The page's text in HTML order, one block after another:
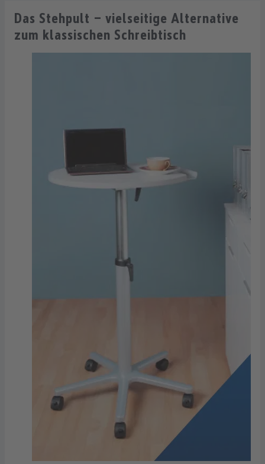
Das Stehpult – vielseitige Alternative
zum klassischen Schreibtisch